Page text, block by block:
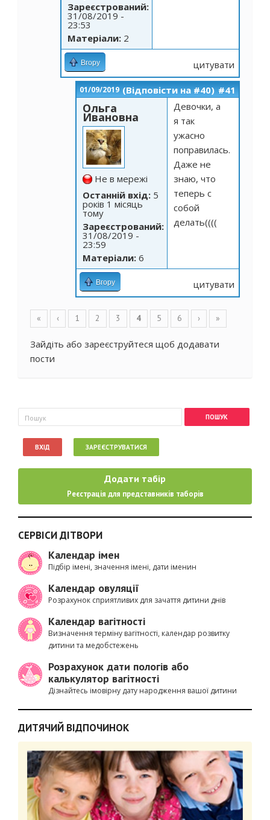
Зареєстрований:
31/08/2019 -
23:53
Матеріали: 2
Вгору цитувати
01/09/2019 (Відповісти на #40) #41
Ольга
Ивановна
Не в мережі
Останній вхід: 5
років 1 місяць
тому
Зареєстрований:
31/08/2019 -
23:59
Матеріали: 6
Девочки, а
я так
ужасно
поправилась.
Даже не
знаю, что
теперь с
собой
делать((((
Вгору цитувати
Сторінки
« ‹ 1 2 3 4 5 6 › »
Зайдіть або зареєструйтеся щоб додавати
пости
Пошукова форма
Пошук
ВХІД ЗАРЕЄСТРУВАТИСЯ
Додати табір
Реєстрація для представників таборів
СЕРВІСИ ДІТВОРИ
Календар імен
Підбір імені, значення імені, дати іменин
Календар овуляції
Розрахунок сприятливих для зачаття дитини днів
Календар вагітності
Визначення терміну вагітності, календар розвитку
дитини та медобстежень
Розрахунок дати пологів або
калькулятор вагітності
Дізнайтесь імовірну дату народження вашої дитини
ДИТЯЧИЙ ВІДПОЧИНОК